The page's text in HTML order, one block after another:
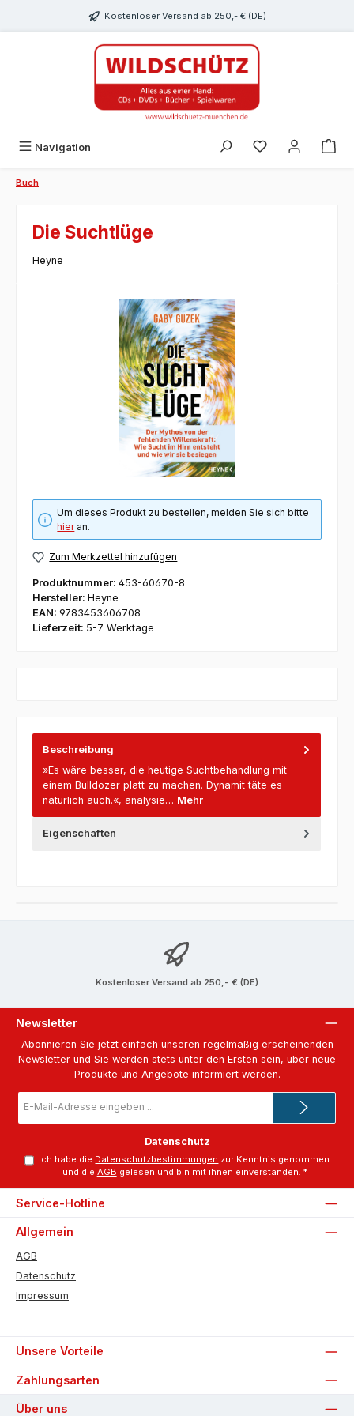
Kostenloser Versand ab 250,- € (DE)
Navigation Du hast 0
Buch
Die Suchtlüge
Heyne
Bildergalerie überspringen
Um dieses Produkt zu bestellen, melden Sie sich bitte
hieran.
Zum Merkzettel hinzufügen
Produktnummer: 453-60670-8
Hersteller: Heyne
EAN: 9783453606708
Lieferzeit: 5-7 Werktage
Beschreibung
»Es wäre besser, die heutige Suchtbehandlung mit
einem Bulldozer platt zu machen. Dynamit täte es
natürlich auch.«, analysie… Mehr
Eigenschaften
Kostenloser Versand ab 250,- € (DE)
Newsletter
Abonnieren Sie jetzt einfach unseren regelmäßig erscheinenden
Newsletter und Sie werden stets unter den Ersten sein, über neue
Produkte und Angebote informiert werden.
Mail-
Datenschutz
Ich habe die Datenschutzbestimmungen zur Kenntnis genommen
und die AGB gelesen und bin mit ihnen einverstanden. *
Service-Hotline
Allgemein
AGB
Datenschutz
Impressum
Unsere Vorteile
Zahlungsarten
Über uns